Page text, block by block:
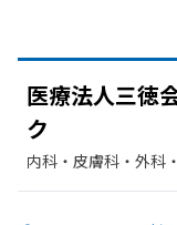
医療法人三徳
ク
内科・​皮膚科・​外科